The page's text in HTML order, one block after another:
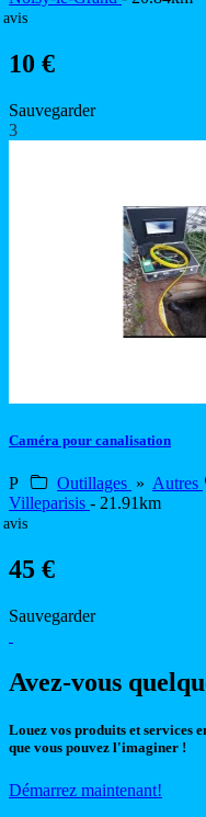
avis
10 €
Sauvegarder
3
Caméra pour canalisation
P Outillages » Autres
Villeparisis - 21.91km
avis
45 €
Sauvegarder
Avez-vous
Louez vos produits et services
que vous pouvez l'imaginer !
Démarrez maintenant!